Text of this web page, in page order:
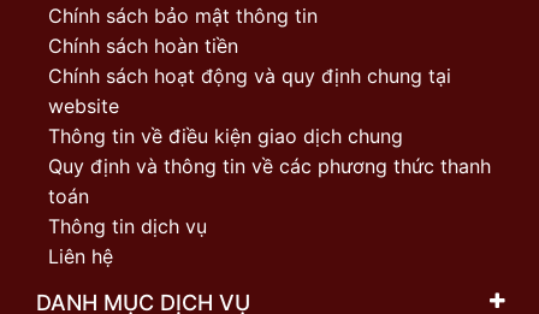
Chính sách bảo mật thông tin
Chính sách hoàn tiền
Chính sách hoạt động và quy định chung tại
website
Thông tin về điều kiện giao dịch chung
Quy định và thông tin về các phương thức thanh
toán
Thông tin dịch vụ
Liên hệ
DANH MỤC DỊCH VỤ